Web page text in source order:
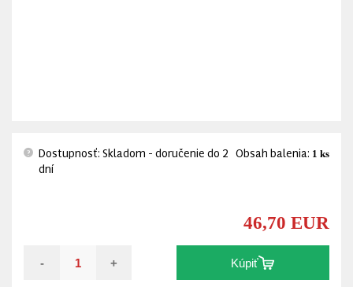
?
Dostupnosť: Skladom - doručenie do 2
dní
Obsah balenia: 1 ks
46,70 EUR
- + Kúpiť